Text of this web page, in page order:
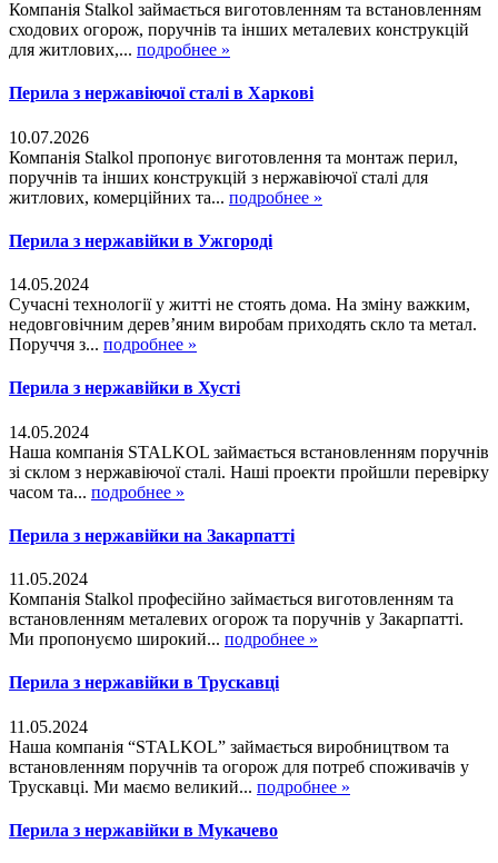
Компанія Stalkol займається виготовленням та встановленням
сходових огорож, поручнів та інших металевих конструкцій
для житлових,... подробнее »
Перила з нержавіючої сталі в Харкові
10.07.2026
Компанія Stalkol пропонує виготовлення та монтаж перил,
поручнів та інших конструкцій з нержавіючої сталі для
житлових, комерційних та... подробнее »
Перила з нержавійки в Ужгороді
14.05.2024
Сучасні технології у житті не стоять дома. На зміну важким,
недовговічним дерев’яним виробам приходять скло та метал.
Поруччя з... подробнее »
Перила з нержавійки в Хусті
14.05.2024
Наша компанія STALKOL займається встановленням поручнів
зі склом з нержавіючої сталі. Наші проекти пройшли перевірку
часом та... подробнее »
Перила з нержавійки на Закарпатті
11.05.2024
Компанія Stalkol професійно займається виготовленням та
встановленням металевих огорож та поручнів у Закарпатті.
Ми пропонуємо широкий... подробнее »
Перила з нержавійки в Трускавці
11.05.2024
Наша компанія “STALKOL” займається виробництвом та
встановленням поручнів та огорож для потреб споживачів у
Трускавці. Ми маємо великий... подробнее »
Перила з нержавійки в Мукачево